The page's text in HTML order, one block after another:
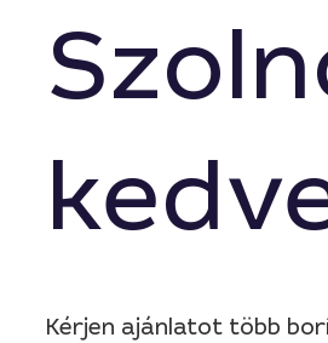
Kérjen ajánlatot több